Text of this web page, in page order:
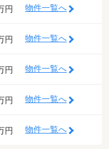
円 物件一覧へ
円 物件一覧へ
円 物件一覧へ
円 物件一覧へ
円 物件一覧へ